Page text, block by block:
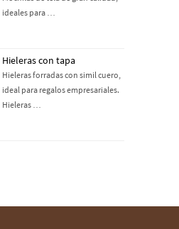
ideales para …
Hieleras con tapa
Hieleras forradas con simil cuero,
ideal para regalos empresariales.
Hieleras …